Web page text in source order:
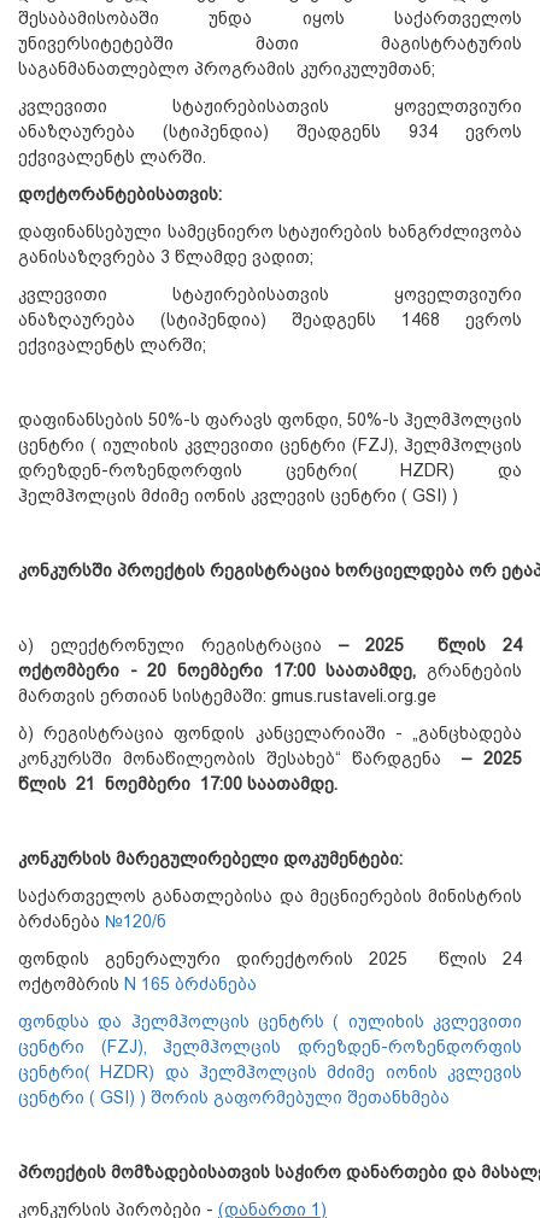
შესაბამისობაში უნდა იყოს საქართველოს
უნივერსიტეტებში მათი მაგისტრატურის
საგანმანათლებლო პროგრამის კურიკულუმთან;
კვლევითი სტაჟირებისათვის ყოველთვიური
ანაზღაურება (სტიპენდია) შეადგენს 934 ევროს
ექვივალენტს ლარში.
დოქტორანტებისათვის:
დაფინანსებული სამეცნიერო სტაჟირების ხანგრძლივობა
განისაზღვრება 3 წლამდე ვადით;
კვლევითი სტაჟირებისათვის ყოველთვიური
ანაზღაურება (სტიპენდია) შეადგენს 1468 ევროს
ექვივალენტს ლარში;
დაფინანსების 50%-ს ფარავს ფონდი, 50%-ს ჰელმჰოლცის
ცენტრი ( იულიხის კვლევითი ცენტრი (FZJ), ჰელმჰოლცის
დრეზდენ-როზენდორფის ცენტრი( HZDR) და
ჰელმჰოლცის მძიმე იონის კვლევის ცენტრი ( GSI) )
კონკურსში პროექტის რეგისტრაცია ხორციელდება ორ
ა) ელექტრონული რეგისტრაცია –2025წლის
24
ოქტომბერი -20 ნოემბერი 17:00საათამდე, გრანტების
მართვის ერთიან სისტემაში: gmus.rustaveli.org.ge
ბ) რეგისტრაცია ფონდის კანცელარიაში - „განცხადება
კონკურსში მონაწილეობის შესახებ“ წარდგენა–2025
წლის 21 ნოემბერი 17:00 საათამდე.
კონკურსის მარეგულირებელი დოკუმენტები:
საქართველოს განათლებისა და მეცნიერების მინისტრის
ბრძანება №120/ნ
ფონდის გენერალური დირექტორის 2025 წლის 24
ოქტომბრის N 165 ბრძანება
ფონდსა და ჰელმჰოლცის ცენტრს ( იულიხის კვლევითი
ცენტრი (FZJ), ჰელმჰოლცის დრეზდენ-როზენდორფის
ცენტრი( HZDR) და ჰელმჰოლცის მძიმე იონის კვლევის
ცენტრი ( GSI) ) შორის გაფორმებული შეთანხმება
პროექტის მომზადებისათვის საჭირო დანართები და
კონკურსის პირობები - (დანართი 1)